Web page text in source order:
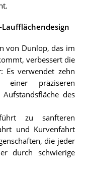
von Dunlop, das im
verbessert die
Es verwendet zehn
einer präziseren
des
zu sanfteren
und Kurvenfahrt
die jeder
durch schwierige